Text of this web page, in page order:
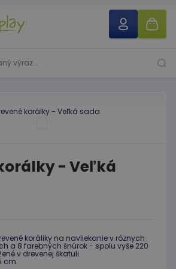
- Veľká
koráliky na navliekanie v rôznych
a 8 farebných šnúrok - spolu vyše 220
v drevenej škatuli.
cm.